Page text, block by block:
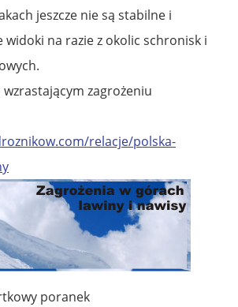
jeszcze nie są stabilne i
widoki na razie z okolic schronisk i
zagrożeniu
relacje/polska-
poranek